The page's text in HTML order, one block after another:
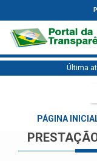
Última
PÁGINA